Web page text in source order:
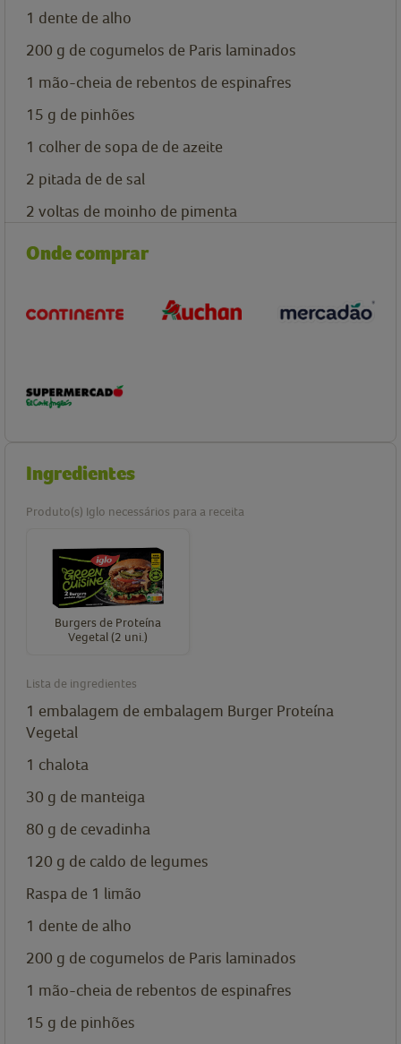
1 dente de alho
200 g de cogumelos de Paris laminados
1 mão-cheia de rebentos de espinafres
15 g de pinhões
1 colher de sopa de de azeite
2 pitada de de sal
2 voltas de moinho de pimenta
Onde comprar
Ingredientes
Produto(s) Iglo necessários para a receita
Burgers de Proteína
Vegetal (2 uni.)
Lista de ingredientes
1 embalagem de embalagem Burger Proteína
Vegetal
1 chalota
30 g de manteiga
80 g de cevadinha
120 g de caldo de legumes
Raspa de 1 limão
1 dente de alho
200 g de cogumelos de Paris laminados
1 mão-cheia de rebentos de espinafres
15 g de pinhões